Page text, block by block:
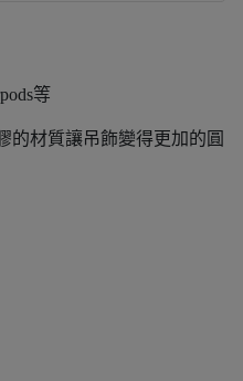
等
的材質讓吊飾變得更加的圓